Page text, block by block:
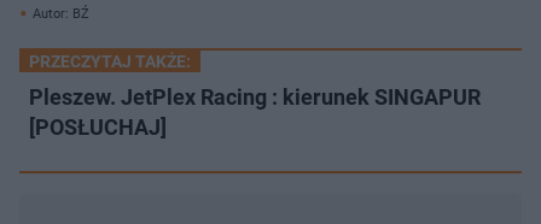
Autor: BŹ
PRZECZYTAJ TAKŻE:
Pleszew. JetPlex Racing : kierunek SINGAPUR
[POSŁUCHAJ]